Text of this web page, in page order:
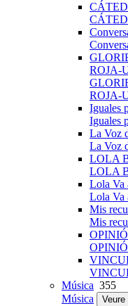
ROJA-
ROJA-
Iguales
Iguales
La Voz
La Voz
LOLA
LOLA
Lola Va
Lola Va
Mis
Mis
Música 355
Música
Veure